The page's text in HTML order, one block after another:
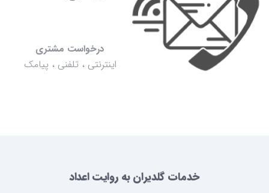
درخواست مشتری
اینترنتی ، تلفنی ، پیامک
خدمات گلدیران به روایت اعداد